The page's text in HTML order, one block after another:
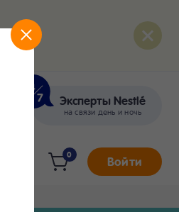
Эксперты Nestlé
на связи день и ночь
0 Войти